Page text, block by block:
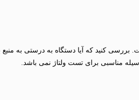
کنید که آیا دستگاه به درستی به
مناسبی برای تست ولتاژ نمی باشد.